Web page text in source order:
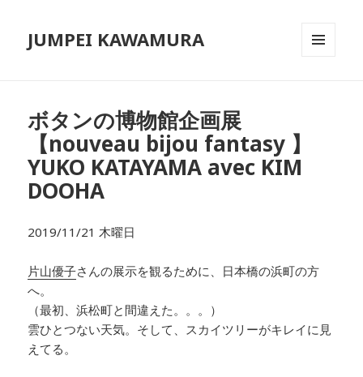
JUMPEI KAWAMURA
ボタンの博物館企画展
【nouveau bijou fantasy 】
YUKO KATAYAMA avec KIM
DOOHA
2019/11/21 木曜日
片山優子さんの展示を観るために、日本橋の浜町の方
へ。
（最初、浜松町と間違えた。。。）
雲ひとつない天気。そして、スカイツリーがキレイに見
えてる。